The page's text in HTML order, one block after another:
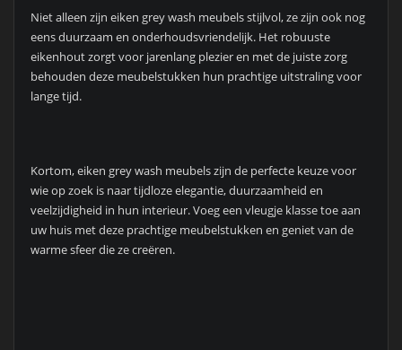
Niet alleen zijn eiken grey wash meubels stijlvol, ze zijn ook nog
eens duurzaam en onderhoudsvriendelijk. Het robuuste
eikenhout zorgt voor jarenlang plezier en met de juiste zorg
behouden deze meubelstukken hun prachtige uitstraling voor
lange tijd.
Kortom, eiken grey wash meubels zijn de perfecte keuze voor
wie op zoek is naar tijdloze elegantie, duurzaamheid en
veelzijdigheid in hun interieur. Voeg een vleugje klasse toe aan
uw huis met deze prachtige meubelstukken en geniet van de
warme sfeer die ze creëren.